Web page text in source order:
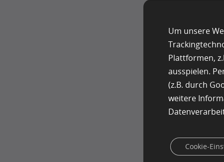
Um unsere
Plattformen,
ausspielen.
(z.B. durch
weitere
Cookie-